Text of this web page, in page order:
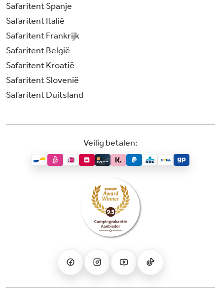
Safaritent Spanje
Safaritent Italië
Safaritent Frankrijk
Safaritent België
Safaritent Kroatië
Safaritent Slovenië
Safaritent Duitsland
Veilig betalen: